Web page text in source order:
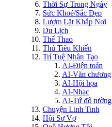
Thời Sự Trong Ngày
Sức Khoẻ/Sắc Đẹp
Lượm Lặt Khắp Nơi
Du Lịch
Thể Thao
Thú Tiêu Khiển
Trí Tuệ Nhân Tạo
AI-Điện toán
AI-Văn chương
AI-Hội họa
AI-Nhạc
AI-Tứ đổ tường
Chuyện Linh Tinh
Hội Sợ Vợ